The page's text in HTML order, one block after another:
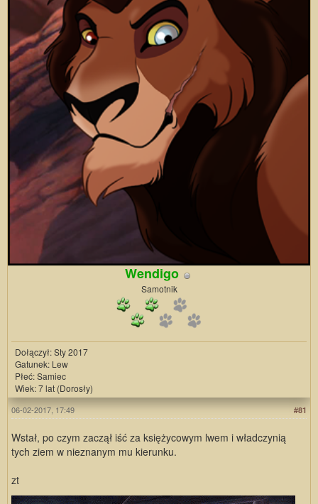
Wendigo
Samotnik
Dołączył: Sty 2017
Gatunek: Lew
Płeć: Samiec
Wiek: 7 lat (Dorosły)
#81
06-02-2017, 17:49
Wstał, po czym zaczął iść za księżycowym lwem i władczynią
tych ziem w nieznanym mu kierunku.
zt